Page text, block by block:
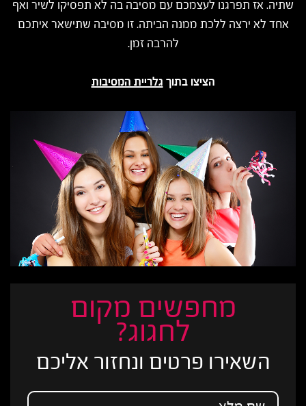
שתיה. אז תפרגנו לעצמכם עם מסיבה בה לא תפסיקו לשיר ואף
אחד לא ירצה ללכת ממנה הביתה. זו מסיבה שתישאר איתכם
להרבה זמן.
הציצו בתוך גלריית המסיבות
מחפשים מקום
לחגוג?
השאירו פרטים ונחזור אליכם